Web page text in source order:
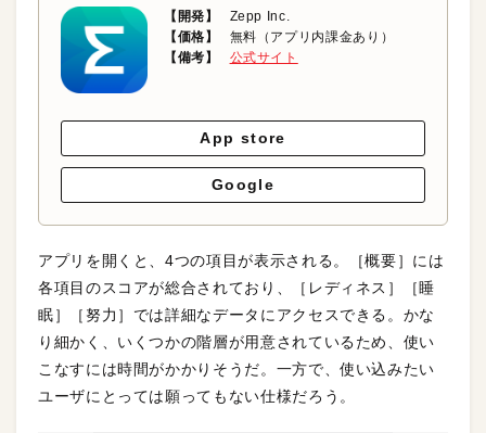
【開発】
Zepp Inc.
【価格】
無料（アプリ内課金あり）
【備考】
公式サイト
App store
Google
アプリを開くと、4つの項目が表示される。［概要］には
各項目のスコアが総合されており、［レディネス］［睡
眠］［努力］では詳細なデータにアクセスできる。かな
り細かく、いくつかの階層が用意されているため、使い
こなすには時間がかかりそうだ。一方で、使い込みたい
ユーザにとっては願ってもない仕様だろう。